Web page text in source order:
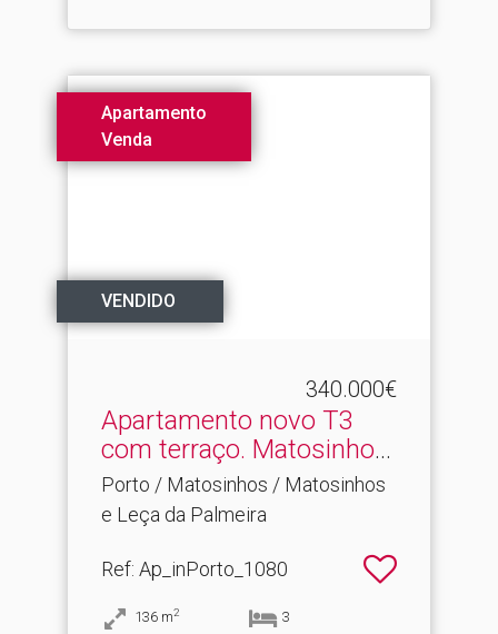
Apartamento
Venda
VENDIDO
340.000€
Apartamento novo T3
com terraço.​ Matosinhos
c...
Porto / Matosinhos / Matosinhos
e Leça da Palmeira
Ref: Ap_inPorto_1080
136 m2 3